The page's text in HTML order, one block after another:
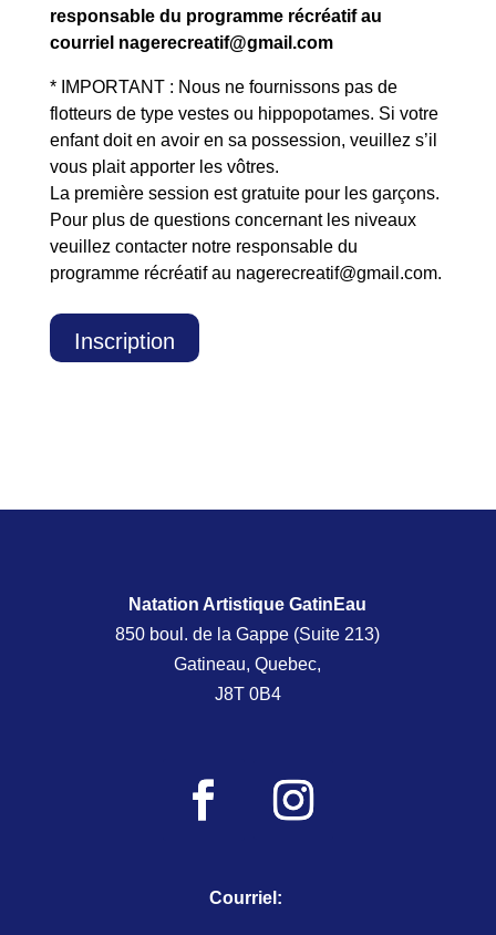
responsable du programme récréatif au
courriel nagerecreatif@gmail.com
* IMPORTANT : Nous ne fournissons pas de
flotteurs de type vestes ou hippopotames. Si votre
enfant doit en avoir en sa possession, veuillez s’il
vous plait apporter les vôtres.
La première session est gratuite pour les garçons.
Pour plus de questions concernant les niveaux
veuillez contacter notre responsable du
programme récréatif au nagerecreatif@gmail.com.
Inscription
Natation Artistique GatinEau
850 boul. de la Gappe (Suite 213)
Gatineau, Quebec,
J8T 0B4
Courriel: